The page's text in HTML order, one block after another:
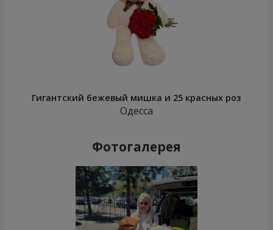
Гигантский бежевый мишка и 25 красных роз
Одесса
Фотогалерея